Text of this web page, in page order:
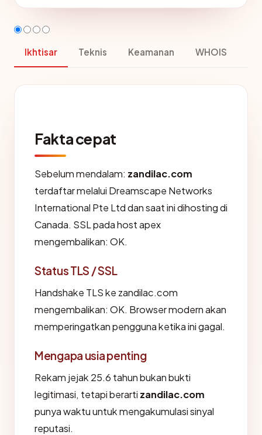
Ikhtisar Teknis Keamanan WHOIS
Fakta cepat
Sebelum mendalam: zandilac.com
terdaftar melalui Dreamscape Networks
International Pte Ltd dan saat ini dihosting di
Canada. SSL pada host apex
mengembalikan: OK.
Status TLS / SSL
Handshake TLS ke zandilac.com
mengembalikan: OK. Browser modern akan
memperingatkan pengguna ketika ini gagal.
Mengapa usia penting
Rekam jejak 25.6 tahun bukan bukti
legitimasi, tetapi berarti zandilac.com
punya waktu untuk mengakumulasi sinyal
reputasi.